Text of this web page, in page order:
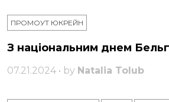
ПРОМОУТ ЮКРЕЙН
З національним днем
07.21.2024 • by Natalia Tolub